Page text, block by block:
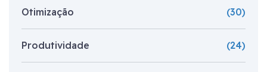
Otimização (30)
Produtividade (24)